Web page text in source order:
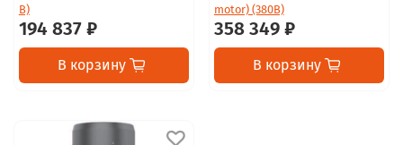
В)
194 837 ₽
В корзину
motor) (380В)
358 349 ₽
В корзину